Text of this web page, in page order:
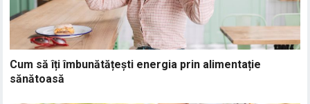
Cum să îți îmbunătățești energia prin alimentație
sănătoasă